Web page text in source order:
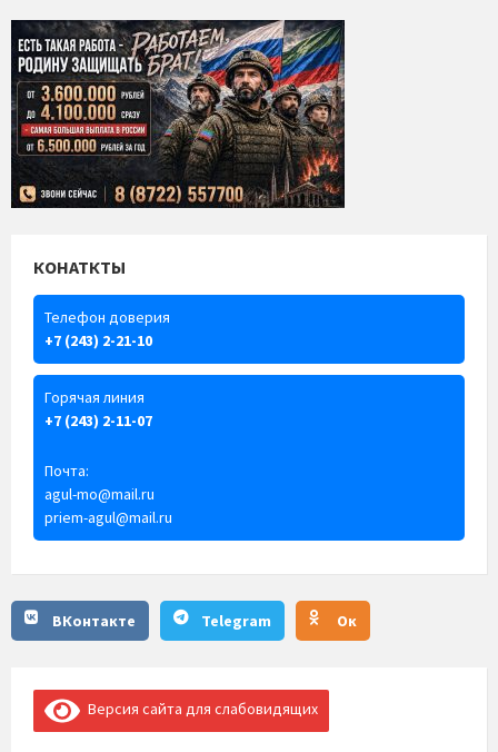
КОНАТКТЫ
Телефон доверия
+7 (243) 2-21-10
Горячая линия
+7 (243) 2-11-07
Почта:
agul-mo@mail.ru
priem-agul@mail.ru
ВКонтакте Telegram Ок
Версия сайта для слабовидящих